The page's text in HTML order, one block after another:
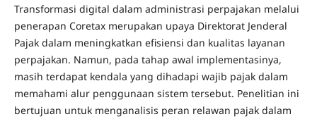
Transformasi digital dalam administrasi perpajakan melalui
penerapan Coretax merupakan upaya Direktorat Jenderal
Pajak dalam meningkatkan efisiensi dan kualitas layanan
perpajakan. Namun, pada tahap awal implementasinya,
masih terdapat kendala yang dihadapi wajib pajak dalam
memahami alur penggunaan sistem tersebut. Penelitian ini
bertujuan untuk menganalisis peran relawan pajak dalam